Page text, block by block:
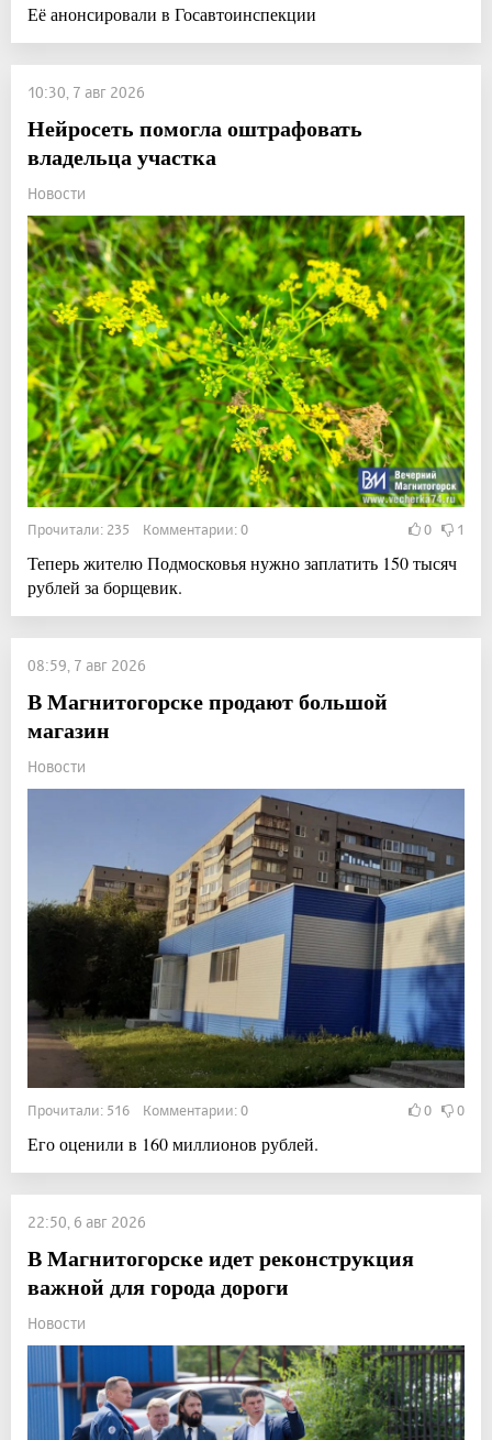
Её анонсировали в Госавтоинспекции
10:30, 7 авг 2026
Нейросеть помогла оштрафовать
владельца участка
Новости
Прочитали: 235 Комментарии: 0 0 1
Теперь жителю Подмосковья нужно заплатить 150 тысяч
рублей за борщевик.
08:59, 7 авг 2026
В Магнитогорске продают большой
магазин
Новости
Прочитали: 516 Комментарии: 0 0 0
Его оценили в 160 миллионов рублей.
22:50, 6 авг 2026
В Магнитогорске идет реконструкция
важной для города дороги
Новости